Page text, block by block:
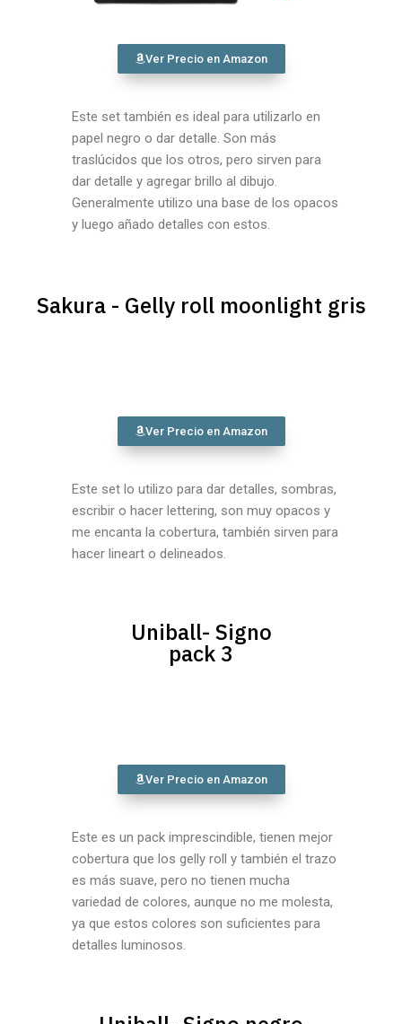
Ver Precio en Amazon
Este set también es ideal para utilizarlo en
papel negro o dar detalle. Son más
traslúcidos que los otros, pero sirven para
dar detalle y agregar brillo al dibujo.
Generalmente utilizo una base de los opacos
y luego añado detalles con estos.
Sakura - Gelly roll moonlight gris
Ver Precio en Amazon
Este set lo utilizo para dar detalles, sombras,
escribir o hacer lettering, son muy opacos y
me encanta la cobertura, también sirven para
hacer lineart o delineados.
Uniball- Signo
pack 3
Ver Precio en Amazon
Este es un pack imprescindible, tienen mejor
cobertura que los gelly roll y también el trazo
es más suave, pero no tienen mucha
variedad de colores, aunque no me molesta,
ya que estos colores son suficientes para
detalles luminosos.